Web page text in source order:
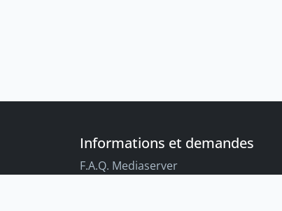
Informations et demandes
F.A.Q. Mediaserver